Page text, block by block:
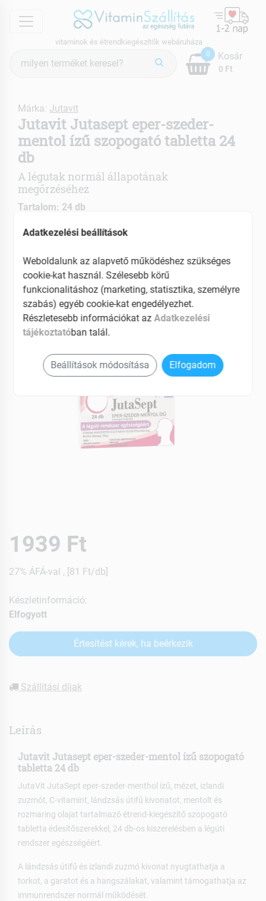
menu
vitaminok és étrendkiegészítők webáruháza
keresés
0
0 Ft
Kosár
Márka: Jutavit
Jutavit Jutasept eper-szeder-
mentol ízű szopogató tabletta 24
db
A légutak normál állapotának
megőrzéséhez
Tartalom: 24 db
Nyugtatja a torkot, a garatot és a hangszálakat
C-vitamint is tartalmaz
EAN: 5999887073885
1939 Ft
27% ÁFÁ-val , [81 Ft/db]
Készletinformáció:
Elfogyott
Értesítést kérek, ha beérkezik
Szállítási díjak
Leírás
Jutavit Jutasept eper-szeder-mentol ízű szopogató
tabletta 24 db
JutaVit JutaSept eper-szeder-menthol ízű, mézet, izlandi
zuzmót, C-vitamint, lándzsás útifű kivonatot, mentolt és
rozmaring olajat tartalmazó étrend-kiegészítő szopogató
tabletta édesítőszerekkel, 24 db-os kiszerelésben a légúti
rendszer egészségéért.
A lándzsás útifű és izlandi zuzmó kivonat nyugtathatja a
torkot, a garatot és a hangszálakat, valamint támogathatja az
immunrendszer normál működését.
Adatkezelési beállítások
Weboldalunk az alapvető működéshez szükséges
cookie-kat használ. Szélesebb körű
funkcionalitáshoz (marketing, statisztika, személyre
szabás) egyéb cookie-kat engedélyezhet.
Részletesebb információkat azAdatkezelési
tájékoztatóban talál.
Beállítások módosítása Elfogadom